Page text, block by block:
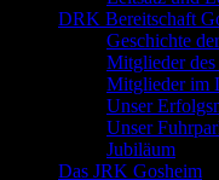
DRK Bereitschaft
Geschichte
Mitglieder
Mitglieder im
Unser
Unser
Jubiläum
Das JRK Gosheim